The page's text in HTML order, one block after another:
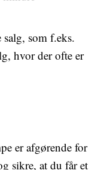
som f.eks.
hvor der ofte er
er afgørende for
sikre, at du får et